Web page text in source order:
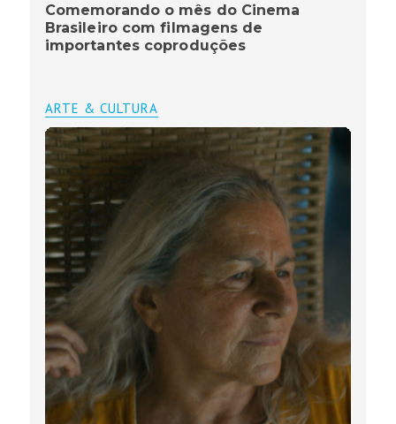
Comemorando o mês do Cinema
Brasileiro com filmagens de
importantes coproduções
ARTE & CULTURA